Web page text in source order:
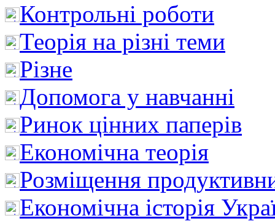
Контрольні роботи
Теорія на різні теми
Різне
Допомога у навчанні
Ринок цінних паперів
Економічна теорія
Розміщення
Економічна історія